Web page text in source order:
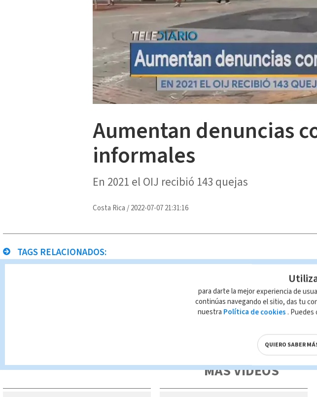
Aumentan denuncias
informales
En 2021 el OIJ recibió 143 quejas
Costa Rica /2022-07-07 21:31:16
TAGS RELACIONADOS:
Queda prohibida la reproducción total o parcial del contenido de esta página, mismo que es
autorizada constituye una infracción y un delito de conformidad con las leyes aplicables.
MÁS VIDEOS
para darte la mejor experiencia de
continúas navegando el sitio, das tu
nuestra Política de cookies . Puedes
QUIERO SABER